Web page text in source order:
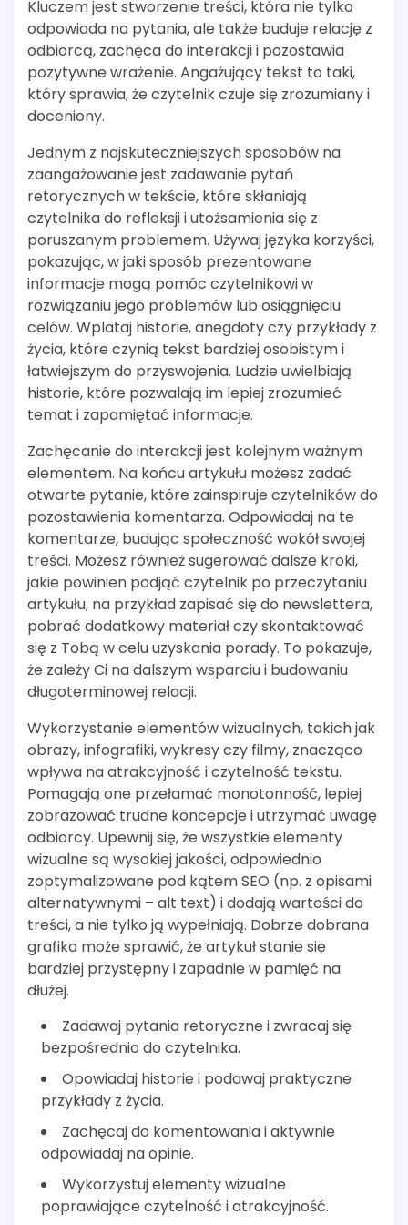
Kluczem jest stworzenie treści, która nie tylko
odpowiada na pytania, ale także buduje relację z
odbiorcą, zachęca do interakcji i pozostawia
pozytywne wrażenie. Angażujący tekst to taki,
który sprawia, że czytelnik czuje się zrozumiany i
doceniony.
Jednym z najskuteczniejszych sposobów na
zaangażowanie jest zadawanie pytań
retorycznych w tekście, które skłaniają
czytelnika do refleksji i utożsamienia się z
poruszanym problemem. Używaj języka korzyści,
pokazując, w jaki sposób prezentowane
informacje mogą pomóc czytelnikowi w
rozwiązaniu jego problemów lub osiągnięciu
celów. Wplataj historie, anegdoty czy przykłady z
życia, które czynią tekst bardziej osobistym i
łatwiejszym do przyswojenia. Ludzie uwielbiają
historie, które pozwalają im lepiej zrozumieć
temat i zapamiętać informacje.
Zachęcanie do interakcji jest kolejnym ważnym
elementem. Na końcu artykułu możesz zadać
otwarte pytanie, które zainspiruje czytelników do
pozostawienia komentarza. Odpowiadaj na te
komentarze, budując społeczność wokół swojej
treści. Możesz również sugerować dalsze kroki,
jakie powinien podjąć czytelnik po przeczytaniu
artykułu, na przykład zapisać się do newslettera,
pobrać dodatkowy materiał czy skontaktować
się z Tobą w celu uzyskania porady. To pokazuje,
że zależy Ci na dalszym wsparciu i budowaniu
długoterminowej relacji.
Wykorzystanie elementów wizualnych, takich jak
obrazy, infografiki, wykresy czy filmy, znacząco
wpływa na atrakcyjność i czytelność tekstu.
Pomagają one przełamać monotonność, lepiej
zobrazować trudne koncepcje i utrzymać uwagę
odbiorcy. Upewnij się, że wszystkie elementy
wizualne są wysokiej jakości, odpowiednio
zoptymalizowane pod kątem SEO (np. z opisami
alternatywnymi – alt text) i dodają wartości do
treści, a nie tylko ją wypełniają. Dobrze dobrana
grafika może sprawić, że artykuł stanie się
bardziej przystępny i zapadnie w pamięć na
dłużej.
Zadawaj pytania retoryczne i zwracaj się
bezpośrednio do czytelnika.
Opowiadaj historie i podawaj praktyczne
przykłady z życia.
Zachęcaj do komentowania i aktywnie
odpowiadaj na opinie.
Wykorzystuj elementy wizualne
poprawiające czytelność i atrakcyjność.